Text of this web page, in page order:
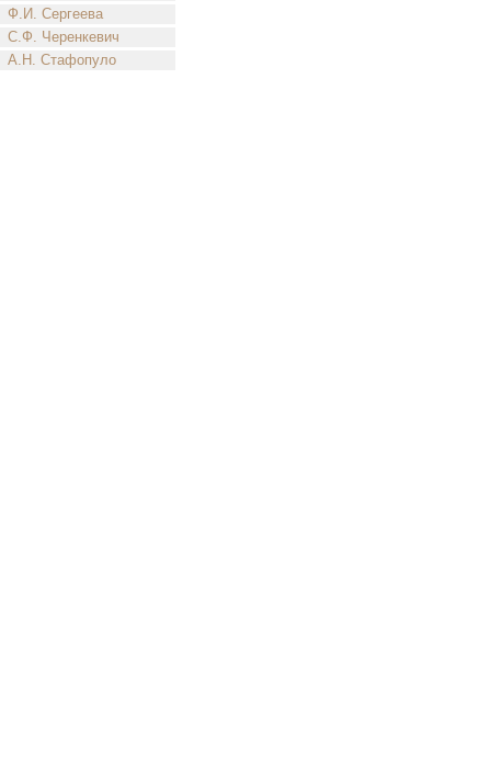
Ф.И. Сергеева
С.Ф. Черенкевич
А.Н. Стафопуло